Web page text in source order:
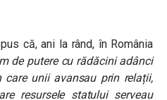
că, ani la rând, în România
de putere cu rădăcini adânci
unii avansau prin relații,
resursele statului serveau